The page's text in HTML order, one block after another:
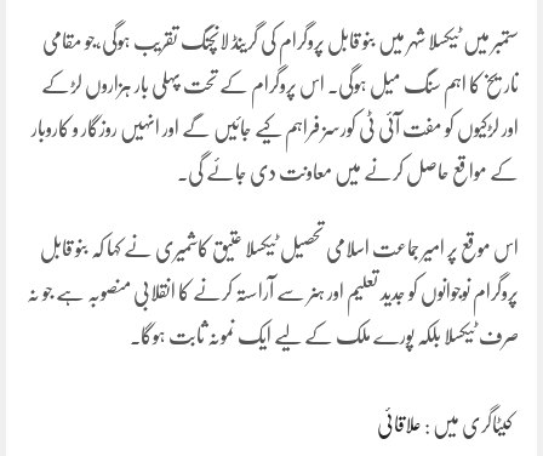
ستمبر میں ٹیکسلا شہر میں بنو قابل پروگرام کی گرینڈ لانچنگ تقریب ہوگی،جو مقامی
تاریخ کا اہم سنگ میل ہوگی۔ اس پروگرام کے تحت پہلی بار ہزاروں لڑکے
اور لڑکیوں کو مفت آئی ٹی کورسز فراہم کیے جائیں گے اور انہیں روزگار و کاروبار
کے مواقع حاصل کرنے میں معاونت دی جائے گی۔
اس موقع پر امیر جماعت اسلامی تحصیل ٹیکسلا عتیق کاشمیری نے کہا کہ بنو قابل
پروگرام نوجوانوں کو جدید تعلیم اور ہنر سے آراستہ کرنے کا انقلابی منصوبہ ہے جو نہ
صرف ٹیکسلا بلکہ پورے ملک کے لیے ایک نمونہ ثابت ہوگا۔
کیٹاگری میں : علاقائی